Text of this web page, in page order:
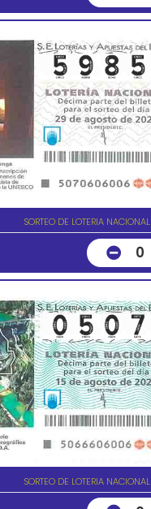
SORTEO DE LOTERIA NACIONAL
0
SORTEO DE LOTERIA NACIONAL